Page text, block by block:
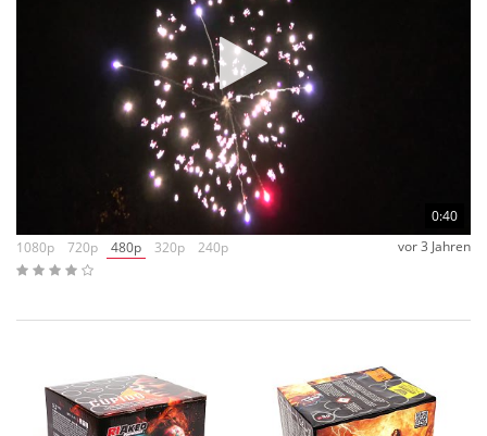
Sternen und Goldpoppingstars.
Auch hier Kaliber 30mm, 420gr.NEMund zusammen 21
0:40
1080p
720p 480p 320p 240p vor 3 Jahren